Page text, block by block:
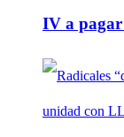
IV a pagar